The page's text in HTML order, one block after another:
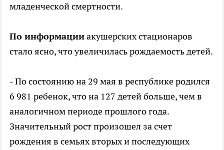
младенческой смертности.
По информацииакушерских стационаров
стало ясно, что увеличилась рождаемость детей.
- По состоянию на 29 мая в республике родился
6 981 ребенок, что на 127 детей больше, чем в
аналогичном периоде прошлого года.
Значительный рост произошел за счет
рождения в семьях вторых и последующих